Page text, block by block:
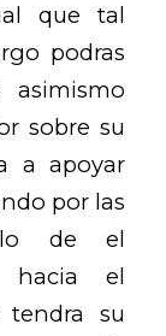
que tal
podras
sobre su
a apoyar
por las
de el
hacia el
tendra su